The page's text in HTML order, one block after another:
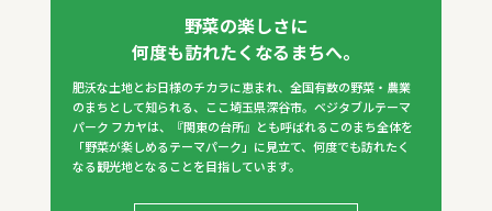
野菜の楽しさに
何度も訪れたくなるまちへ。
肥沃な土地とお日様のチカラに恵まれ、全国有数の野菜・農業
のまちとして知られる、ここ埼玉県深谷市。ベジタブルテーマ
パーク フカヤは、『関東の台所』とも呼ばれるこのまち全体を
「野菜が楽しめるテーマパーク」に見立て、何度でも訪れたく
なる観光地となることを目指しています。